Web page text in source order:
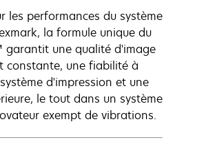
les performances du système
la formule unique du
une qualité d'image
constante, une fiabilité à
d'impression et une
le tout dans un système
exempt de vibrations.